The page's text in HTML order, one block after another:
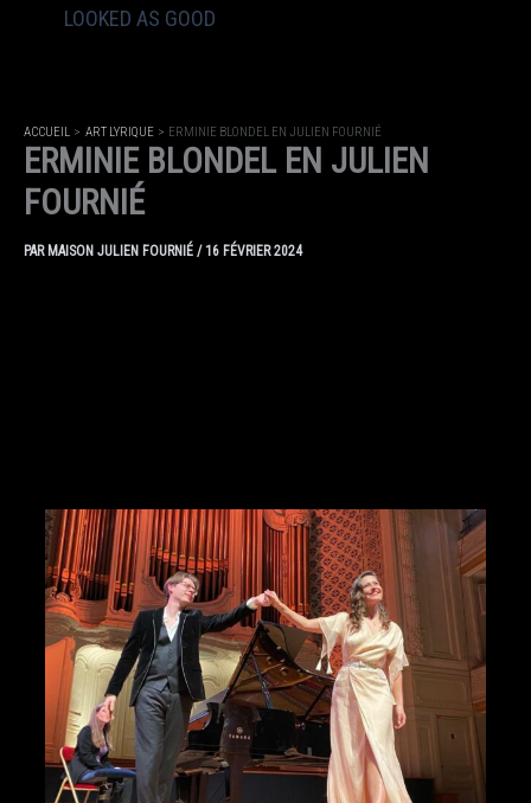
LOOKED AS GOOD
ACCUEIL ART LYRIQUE ERMINIE BLONDEL EN JULIEN FOURNIÉ
ERMINIE BLONDEL EN JULIEN
FOURNIÉ
PAR MAISON JULIEN FOURNIÉ /16 FÉVRIER 2024